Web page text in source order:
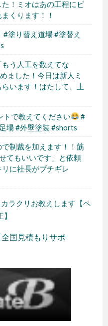
！ミオはあの工程にビ
くります！！
塗り替え道場 #塗替え
う人工を数えてな
ました！今日は新人ミ
います！はたして、上
トで教えてください
#
場 #外壁塗装 #shorts
制裁を加えます！！筋
てもいいです」と依頼
に社長がブチギレ
ラクリお教えします【ペ
国見積もりサポ